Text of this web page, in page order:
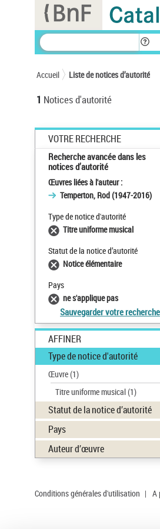
Accueil Liste de notices d’autorité
1 Notices d'autorité
VOTRE RECHERCHE
Recherche avancée dans les
notices d’autorité
Œuvres liées à l'auteur :
Temperton, Rod (1947-2016)
Type de notice d'autorité
Titre uniforme musical
Statut de la notice d’autorité
Notice élémentaire
Pays
ne s'applique pas
Sauvegarder votre recherche
AFFINER
Type de notice d'autorité
Œuvre(1)
Titre uniforme musical(1)
Statut de la notice d’autorité
Pays
Auteur d’œuvre
Conditions générales d'utilisation | A
Panneau de gestion des cookies